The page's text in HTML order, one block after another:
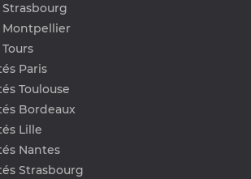
Montpellier
Paris
Toulouse
Bordeaux
Lille
Nantes
Strasbourg